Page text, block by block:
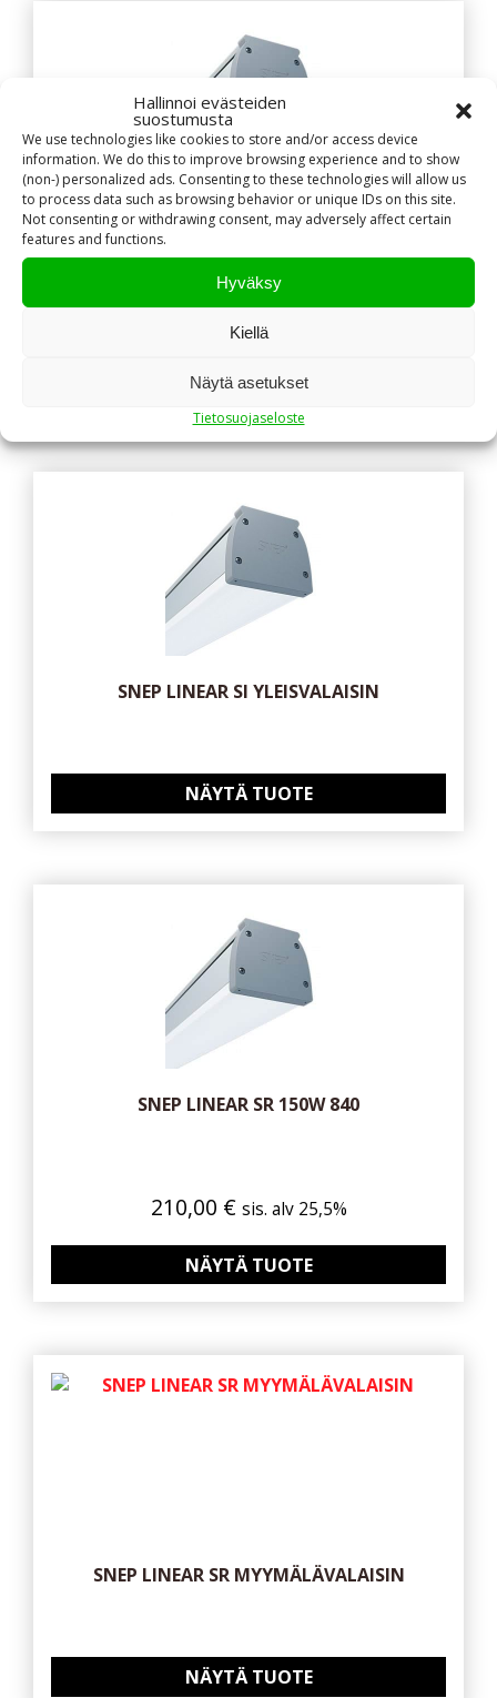
Hallinnoi evästeiden
suostumusta
We use technologies like cookies to store and/or access device
information. We do this to improve browsing experience and to show
(non-) personalized ads. Consenting to these technologies will allow us
to process data such as browsing behavior or unique IDs on this site.
Not consenting or withdrawing consent, may adversely affect certain
features and functions.
Hyväksy
Kiellä
Näytä asetukset
Tietosuojaseloste
SNEP LINEAR SR 108W 840
€ sis. alv 25,5%
NÄYTÄ TUOTE
SNEP LINEAR SI YLEISVALAISIN
NÄYTÄ TUOTE
SNEP LINEAR SR 150W 840
210,00 € sis. alv 25,5%
NÄYTÄ TUOTE
SNEP LINEAR SR MYYMÄLÄVALAISIN
NÄYTÄ TUOTE